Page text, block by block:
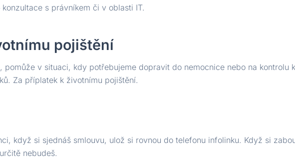
s právníkem či v oblasti IT.
pojištění
pomůže v situaci, kdy potřebujeme dopravit do nemocnice nebo na kontrolu
Za příplatek k životnímu pojištění.
když si sjednáš smlouvu, ulož si rovnou do telefonu infolinku. Když si
nebudeš.